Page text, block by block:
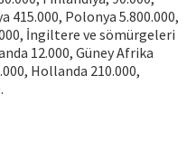
415.000, Polonya 5.800.000,
İngiltere ve sömürgeleri
12.000, Güney Afrika
Hollanda 210.000,